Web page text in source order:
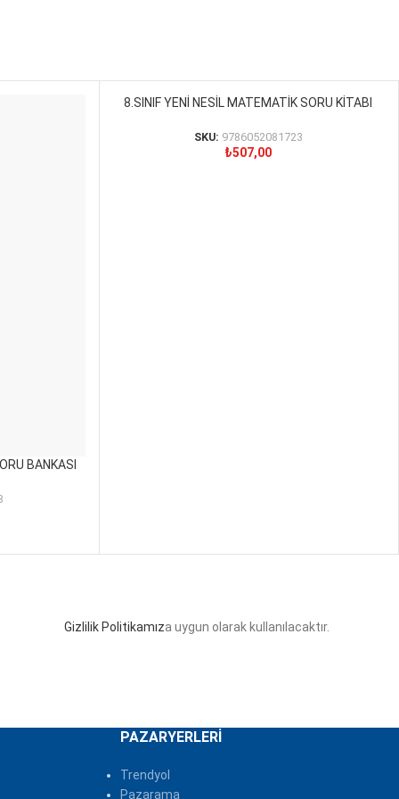
BANKASI
SEPETE EKLE
8.SINIF YENİ NESİL MATEMATİK SORU KİTABI
SKU: 9786052081723
₺507,00
Gizlilik Politikamıza uygun olarak kullanılacaktır.
PAZARYERLERI
Trendyol
Pazarama